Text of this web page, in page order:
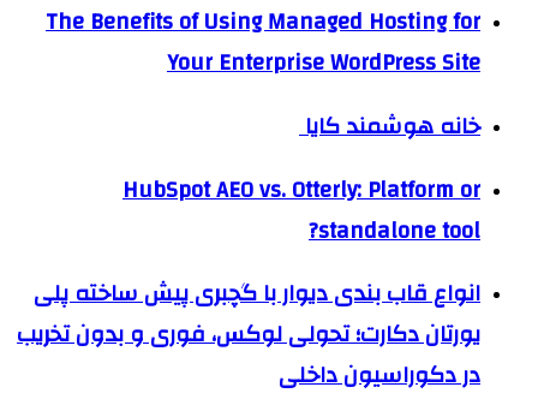
The Benefits of Using Managed Hosting for
Your Enterprise WordPress Site
خانه هوشمند کایا
HubSpot AEO vs. Otterly: Platform or
standalone tool?
انواع قاب بندی دیوار با گچبری پیش ساخته پلی
یورتان دکارت؛ تحولی لوکس، فوری و بدون تخریب
در دکوراسیون داخلی